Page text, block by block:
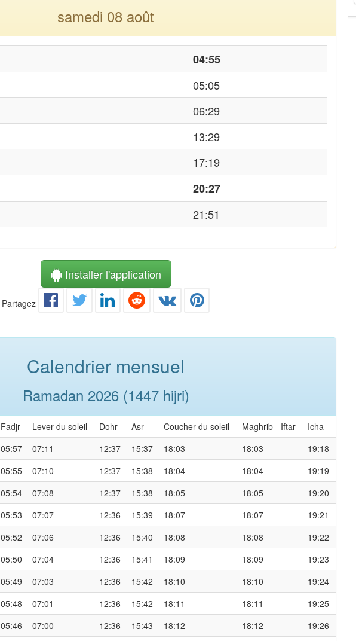
samedi 08 août
04:55
05:05
06:29
13:29
17:19
20:27
21:51
Installer l'application
Partagez
Calendrier mensuel
Ramadan 2026 (1447 hijri)
Fadjr Lever du soleil Dohr Asr Coucher du soleil Maghrib - Iftar
Icha
05:57 07:11 12:37 15:37 18:03 18:03
19:18
05:55 07:10 12:37 15:38 18:04 18:04
19:19
05:54 07:08 12:37 15:38 18:05 18:05
19:20
05:53 07:07 12:36 15:39 18:07 18:07
19:21
05:52 07:06 12:36 15:40 18:08 18:08
19:22
05:50 07:04 12:36 15:41 18:09 18:09
19:23
05:49 07:03 12:36 15:42 18:10 18:10
19:24
05:48 07:01 12:36 15:42 18:11 18:11
19:25
05:46 07:00 12:36 15:43 18:12 18:12
19:26